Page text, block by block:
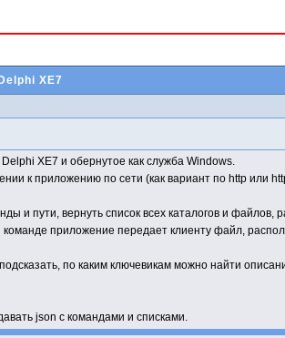
XE7
XE7 и обернутое как служба Windows.
к приложению по сети (как вариант по http или
и пути, вернуть список всех каталогов и файлов,
приложение передает клиенту файл,
по каким ключевикам можно найти
json с командами и списками.